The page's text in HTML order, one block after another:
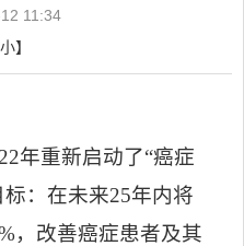
11:34
】
年重新启动了“癌症
：在未来25年内将
，改善癌症患者及其